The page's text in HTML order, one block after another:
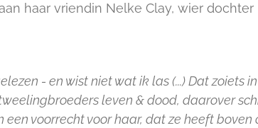
haar vriendin Nelke Clay, wier dochter
- en wist niet wat ik las (...) Dat zoiets in
leven & dood, daarover
voorrecht voor haar, dat ze heeft boven